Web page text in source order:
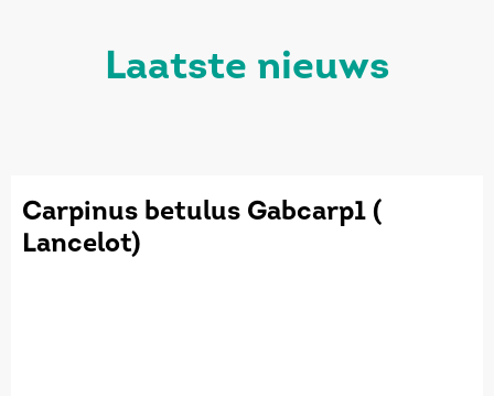
laatste nieuws
Carpinus betulus Gabcarp1 (
Lancelot)